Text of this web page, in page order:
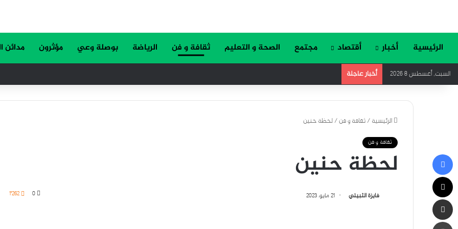
الرئيسية أخبار أقتصاد مجتمع الصحة و التعليم ثقافة و فن الرياضة بوصلة وعي مؤثرون مدائن
السبت, أغسطس 8 2026 أخبار عاجلة
الرئيسية/ثقافة و فن/لحظة حنين
ثقافة و فن
لحظة حنين
فايزة الثبيتي 21 مايو، 2023 0 1٬262